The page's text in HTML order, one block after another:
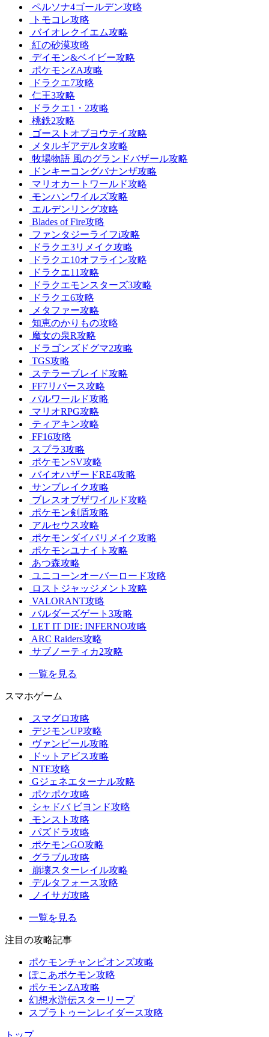
ペルソナ4ゴールデン攻略
トモコレ攻略
バイオレクイエム攻略
紅の砂漠攻略
デイモン&ベイビー攻略
ポケモンZA攻略
ドラクエ7攻略
仁王3攻略
ドラクエ1・2攻略
桃鉄2攻略
ゴーストオブヨウテイ攻略
メタルギアデルタ攻略
牧場物語 風のグランドバザール攻略
ドンキーコングバナンザ攻略
マリオカートワールド攻略
モンハンワイルズ攻略
エルデンリング攻略
Blades of Fire攻略
ファンタジーライフi攻略
ドラクエ3リメイク攻略
ドラクエ10オフライン攻略
ドラクエ11攻略
ドラクエモンスターズ3攻略
ドラクエ6攻略
メタファー攻略
知恵のかりもの攻略
魔女の泉R攻略
ドラゴンズドグマ2攻略
TGS攻略
ステラーブレイド攻略
FF7リバース攻略
パルワールド攻略
マリオRPG攻略
ティアキン攻略
FF16攻略
スプラ3攻略
ポケモンSV攻略
バイオハザードRE4攻略
サンブレイク攻略
ブレスオブザワイルド攻略
ポケモン剣盾攻略
アルセウス攻略
ポケモンダイパリメイク攻略
ポケモンユナイト攻略
あつ森攻略
ユニコーンオーバーロード攻略
ロストジャッジメント攻略
VALORANT攻略
バルダーズゲート3攻略
LET IT DIE: INFERNO攻略
ARC Raiders攻略
サブノーティカ2攻略
一覧を見る
スマホゲーム
スマグロ攻略
デジモンUP攻略
ヴァンピール攻略
ドットアビス攻略
NTE攻略
Gジェネエターナル攻略
ポケポケ攻略
シャドバ ビヨンド攻略
モンスト攻略
パズドラ攻略
ポケモンGO攻略
グラブル攻略
崩壊スターレイル攻略
デルタフォース攻略
ノイサガ攻略
一覧を見る
注目の攻略記事
ポケモンチャンピオンズ攻略
ぽこあポケモン攻略
ポケモンZA攻略
幻想水滸伝スターリープ
スプラトゥーンレイダース攻略
トップ